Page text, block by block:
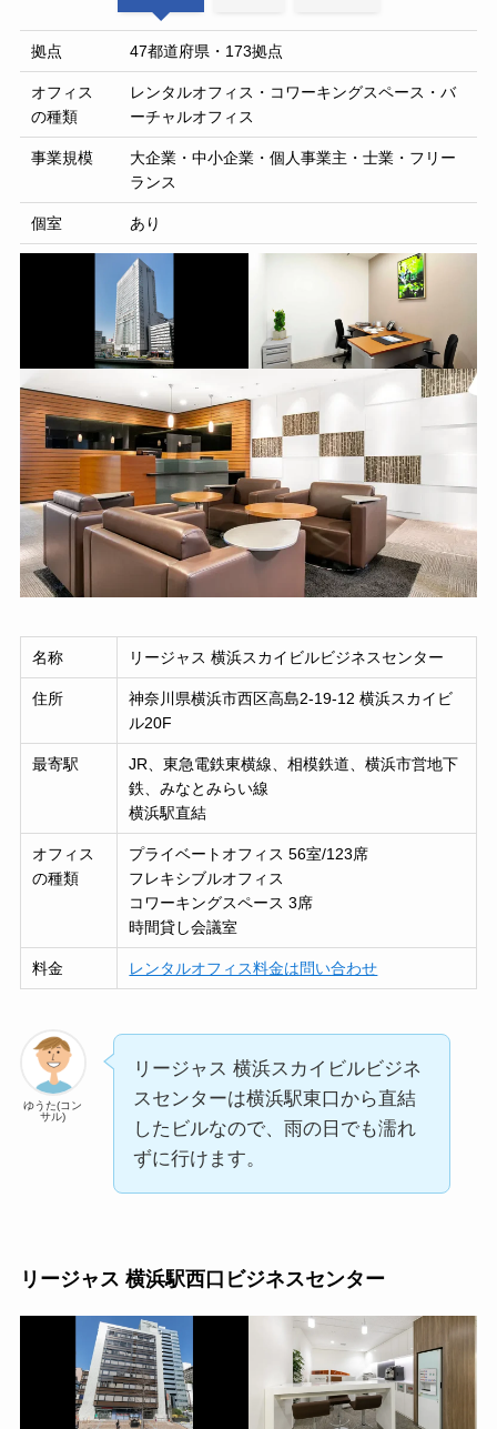
拠点 47都道府県・173拠点
オフィス
の種類
レンタルオフィス・コワーキングスペース・バ
ーチャルオフィス
事業規模
大企業・中小企業・個人事業主・士業・フリー
ランス
個室 あり
名称 リージャス 横浜スカイビルビジネスセンター
住所
神奈川県横浜市西区高島2-19-12 横浜スカイビ
ル20F
最寄駅
JR、東急電鉄東横線、相模鉄道、横浜市営地下
鉄、みなとみらい線
横浜駅直結
オフィス
の種類
プライベートオフィス 56室/123席
フレキシブルオフィス
コワーキングスペース 3席
時間貸し会議室
料金 レンタルオフィス料金は問い合わせ
ゆうた(コン
サル)
リージャス 横浜スカイビルビジネ
スセンターは横浜駅東口から直結
したビルなので、雨の日でも濡れ
ずに行けます。
リージャス 横浜駅西口ビジネスセンター